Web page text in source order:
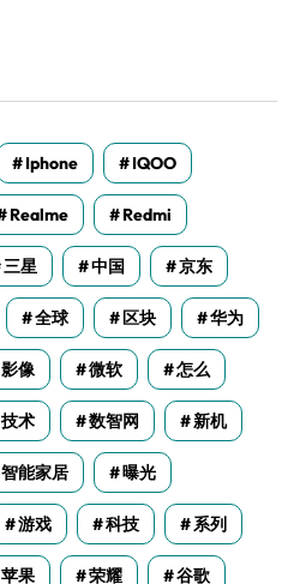
Iphone IQOO
Realme Redmi
三星 中国 京东
全球 区块 华为
影像 微软 怎么
技术 数智网 新机
智能家居 曝光
游戏 科技 系列
苹果 荣耀 谷歌